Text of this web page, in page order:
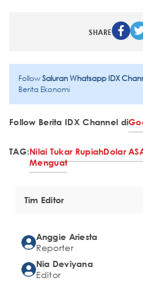
SHARE
FollowSaluran Whatsapp IDX
Berita Ekonomi
Follow Berita IDX Channel di
TAG:Nilai Tukar RupiahDolar AS
Menguat
Tim Editor
Anggie Ariesta
Reporter
Nia Deviyana
Editor